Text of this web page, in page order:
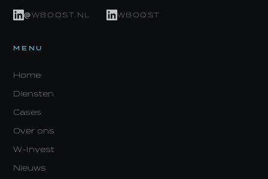
@WBOOST.NL WBOOST
MENU
Home
Diensten
Cases
Over ons
W-Invest
Nieuws